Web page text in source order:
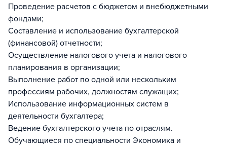
Проведение расчетов с бюджетом и внебюджетными
фондами;
Составление и использование бухгалтерской
(финансовой) отчетности;
Осуществление налогового учета и налогового
планирования в организации;
Выполнение работ по одной или нескольким
профессиям рабочих, должностям служащих;
Использование информационных систем в
деятельности бухгалтера;
Ведение бухгалтерского учета по отраслям.
Обучающиеся по специальности Экономика и